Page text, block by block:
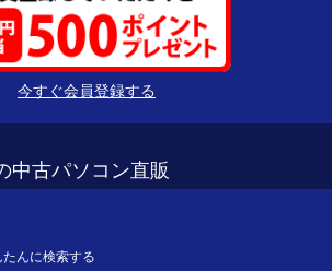
今すぐ会員登録する
中古パソコン直販
んに検索する